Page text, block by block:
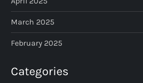
March 2025
February 2025
Categories